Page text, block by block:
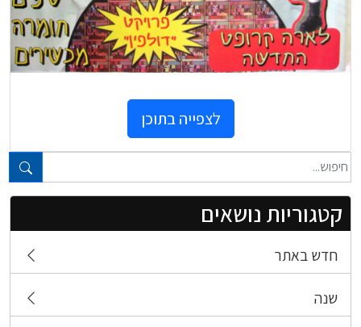
טקסט חופשי...
קטגוריות נושאים
חדש באתר
שנה
לצפייה בתוכן